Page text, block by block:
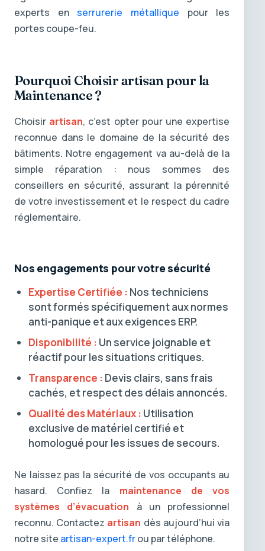
experts en serrurerie métallique pour les
portes coupe-feu.
Pourquoi Choisir artisan pour la
Maintenance ?
Choisir artisan, c’est opter pour une expertise
reconnue dans le domaine de la sécurité des
bâtiments. Notre engagement va au-delà de la
simple réparation : nous sommes des
conseillers en sécurité, assurant la pérennité
de votre investissement et le respect du cadre
réglementaire.
Nos engagements pour votre sécurité
Expertise Certifiée : Nos techniciens
sont formés spécifiquement aux normes
anti-panique et aux exigences ERP.
Disponibilité : Un service joignable et
réactif pour les situations critiques.
Transparence : Devis clairs, sans frais
cachés, et respect des délais annoncés.
Qualité des Matériaux : Utilisation
exclusive de matériel certifié et
homologué pour les issues de secours.
Ne laissez pas la sécurité de vos occupants au
hasard. Confiez la maintenance de vos
systèmes d’évacuation à un professionnel
reconnu. Contactez artisan dès aujourd’hui via
notre site artisan-expert.frou par téléphone.